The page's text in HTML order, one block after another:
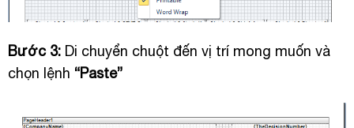
Bước 3:Di chuyển chuột đến vị trí mong muốn và
chọn lệnh “Paste”